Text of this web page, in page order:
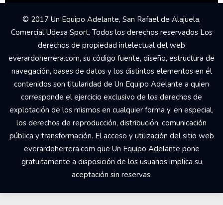
© 2017 Un Equipo Adelante, San Rafael de Alajuela,
Comercial Udesa Sport. Todos los derechos reservados Los
derechos de propiedad intelectual del web
everardoherrera.com, su código fuente, diseño, estructura de
navegación, bases de datos y los distintos elementos en él
contenidos son titularidad de Un Equipo Adelante a quien
corresponde el ejercicio exclusivo de los derechos de
explotación de los mismos en cualquier forma y, en especial,
los derechos de reproducción, distribución, comunicación
pública y transformación. El acceso y utilización del sitio web
everardoherrera.com que Un Equipo Adelante pone
gratuitamente a disposición de los usuarios implica su
aceptación sin reservas.